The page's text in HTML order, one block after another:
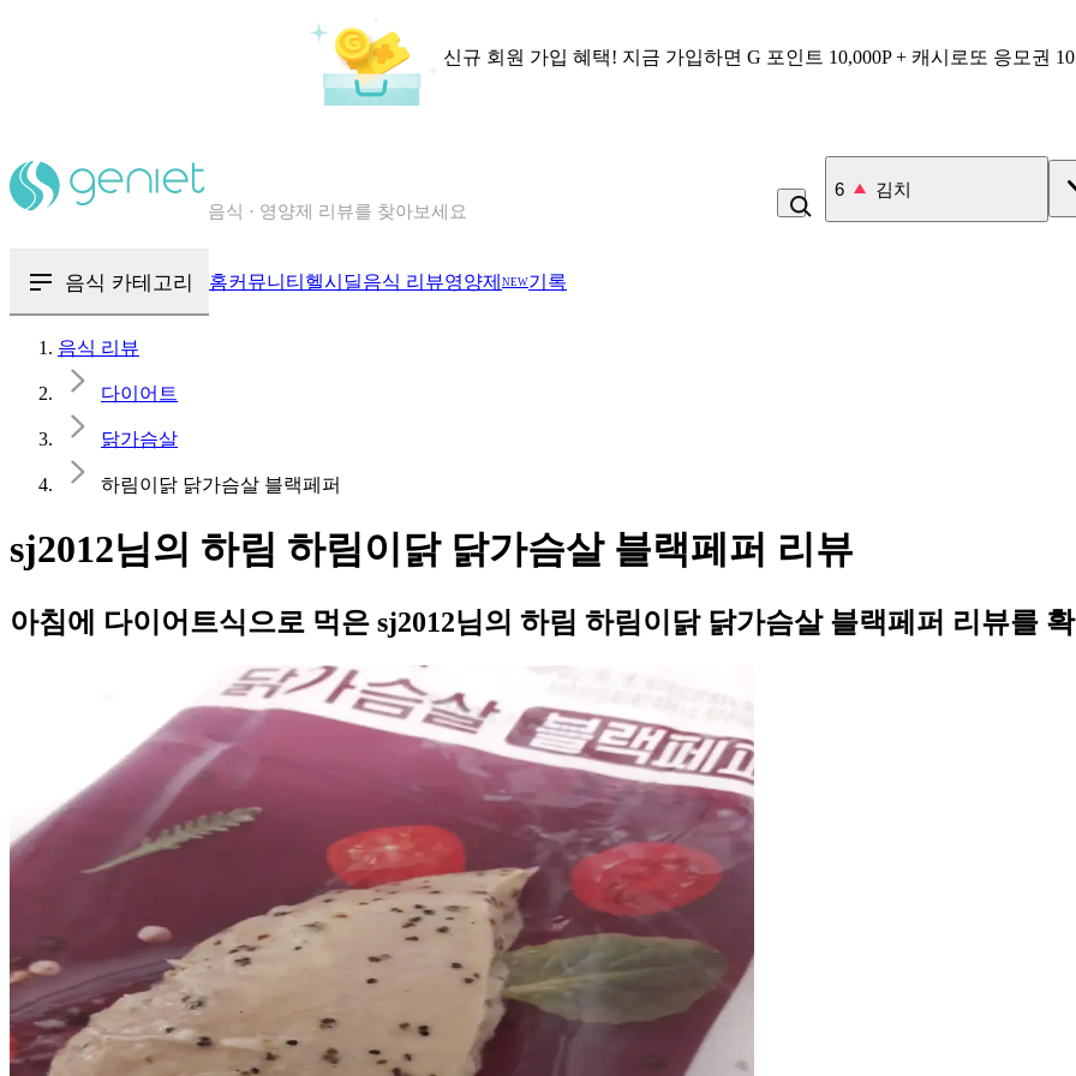
신규 회원 가입 혜택! 지금 가입하면 G 포인트 10,000P + 캐시로또 응모권
칼로리와 영양성분을 검색해보세요
6 김치
음식 카테고리 홈커뮤니티 헬시딜음식 리뷰영양제 NEW기록
음식 리뷰
다이어트
닭가슴살
하림이닭 닭가슴살 블랙페퍼
sj2012님의 하림 하림이닭 닭가슴살 블랙페퍼 리뷰
아침에 다이어트식으로 먹은 sj2012님의 하림 하림이닭 닭가슴살 블랙페퍼 리뷰를